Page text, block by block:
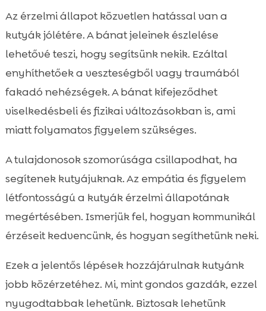
Az érzelmi állapot közvetlen hatással van a
kutyák jólétére. A bánat jeleinek észlelése
lehetővé teszi, hogy segítsünk nekik. Ezáltal
enyhíthetőek a veszteségből vagy traumából
fakadó nehézségek. A bánat kifejeződhet
viselkedésbeli és fizikai változásokban is, ami
miatt folyamatos figyelem szükséges.
A tulajdonosok szomorúsága csillapodhat, ha
segítenek kutyájuknak. Az empátia és figyelem
létfontosságú a kutyák érzelmi állapotának
megértésében. Ismerjük fel, hogyan kommunikál
érzéseit kedvencünk, és hogyan segíthetünk neki.
Ezek a jelentős lépések hozzájárulnak kutyánk
jobb közérzetéhez. Mi, mint gondos gazdák, ezzel
nyugodtabbak lehetünk. Biztosak lehetünk